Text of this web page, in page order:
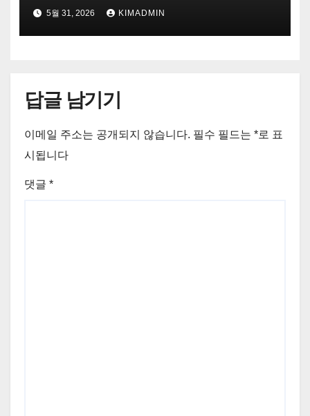
5월 31, 2026 KIMADMIN
답글 남기기
이메일 주소는 공개되지 않습니다. 필수 필드는 *로 표
시됩니다
댓글 *